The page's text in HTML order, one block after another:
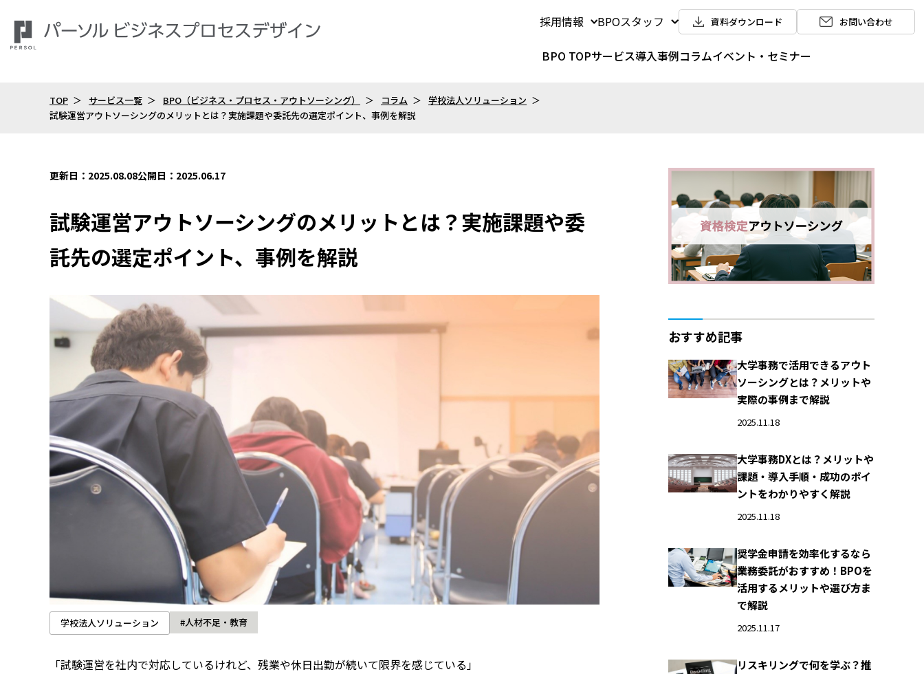
採用情報 BPOスタッフ 資料ダウンロード お問い合わせ
BPO TOPサービス導入事例コラムイベント・セミナー
TOP サービス一覧 BPO（ビジネス・プロセス・アウトソーシング） コラム
学校法人ソリューション
試験運営アウトソーシングのメリットとは？実施課題や委託先の選定ポイント、事例を解説
更新日：2025.08.08公開日：2025.06.17
試験運営アウトソーシングのメリットとは？実施課題や委
託先の選定ポイント、事例を解説
学校法人ソリューション #人材不足・教育
「試験運営を社内で対応しているけれど、残業や休日出勤が続いて限界を感じている」
おすすめ記事
大学事務で活用できるアウト
ソーシングとは？メリットや
実際の事例まで解説
2025.11.18
大学事務DXとは？メリットや
課題・導入手順・成功のポイ
ントをわかりやすく解説
2025.11.18
奨学金申請を効率化するなら
業務委託がおすすめ！BPOを
活用するメリットや選び方ま
で解説
2025.11.17
リスキリングで何を学ぶ？推